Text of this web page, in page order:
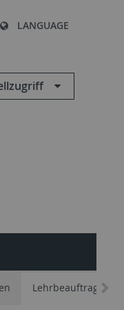
LANGUAGE
Lehrbeauftragte